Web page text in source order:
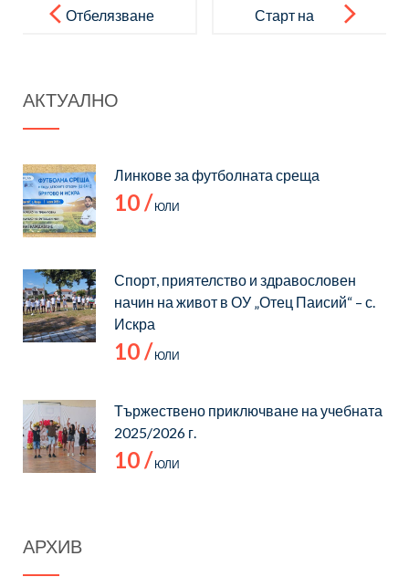
navigationОтбелязване
Старт на
АКТУАЛНО
Линкове за футболната среща
10 / ЮЛИ
Спорт, приятелство и здравословен
начин на живот в ОУ „Отец Паисий“ – с.
Искра
10 / ЮЛИ
Тържествено приключване на учебната
2025/2026 г.
10 / ЮЛИ
АРХИВ